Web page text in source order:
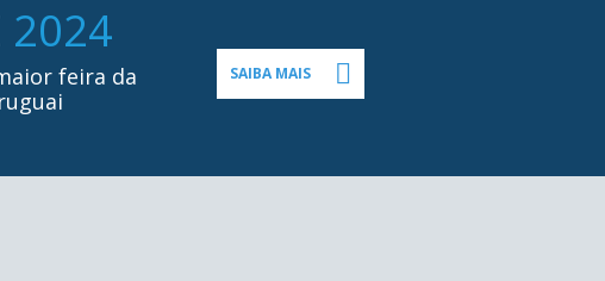
2024
feira da
SAIBA MAIS